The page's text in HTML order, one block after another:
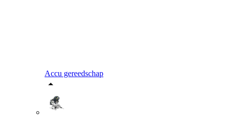
Accu gereedschap